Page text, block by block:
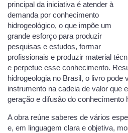
principal da iniciativa é atender à
demanda por conhecimento
hidrogeológico, o que impõe um
grande esforço para produzir
pesquisas e estudos, formar
profissionais e produzir material
e perpetue esse conhecimento.
hidrogeologia no Brasil, o livro pode
instrumento na cadeia de valor que
geração e difusão do conhecimento
A obra reúne saberes de vários
e, em linguagem clara e objetiva,